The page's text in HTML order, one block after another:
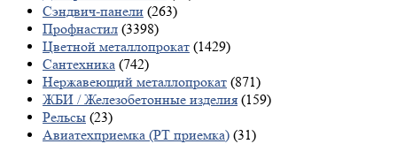
Сэндвич-панели (263)
Профнастил (3398)
Цветной металлопрокат (1429)
Сантехника (742)
Нержавеющий металлопрокат (871)
ЖБИ / Железобетонные изделия (159)
Рельсы (23)
Авиатехприемка (РТ приемка) (31)